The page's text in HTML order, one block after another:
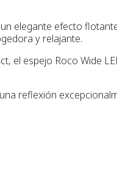
elegante efecto
y relajante.
espejo Roco Wide
reflexión